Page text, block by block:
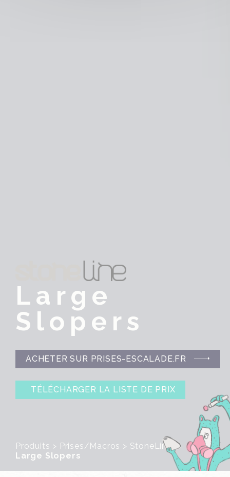
Large
Slopers
ACHETER SUR PRISES-ESCALADE.FR
TÉLÉCHARGER LA LISTE DE PRIX
Produits > Prises/Macros > StoneLine >
Large Slopers